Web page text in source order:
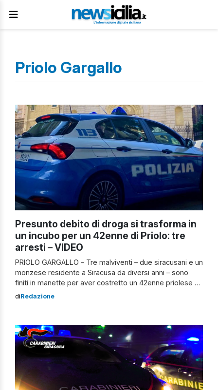
Priolo Gargallo
Presunto debito di droga si trasforma in
un incubo per un 42enne di Priolo: tre
arresti – VIDEO
PRIOLO GARGALLO – Tre malviventi – due siracusani e un
monzese residente a Siracusa da diversi anni – sono
finiti in manette per aver costretto un 42enne priolese a
saldare un presunto debito di droga – di 800 euro – che
diRedazione